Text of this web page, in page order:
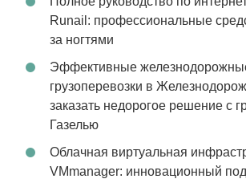
Runail: профессиональные
за ногтями
Эффективные
грузоперевозки в
заказать недорогое решение с
Газелью
Облачная виртуальная
VMmanager: инновационный